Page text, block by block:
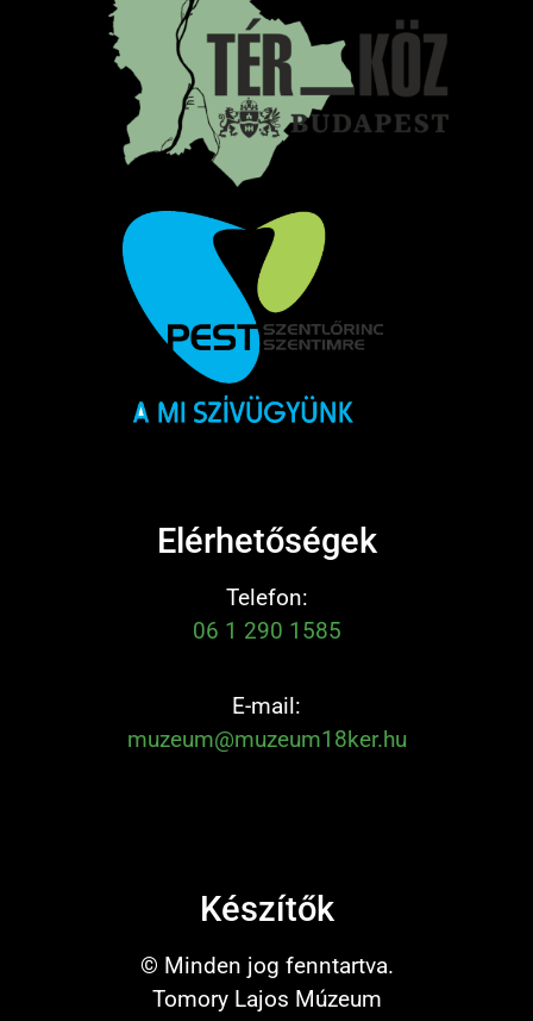
Elérhetőségek
Telefon:
06 1 290 1585
E-mail:
muzeum@muzeum18ker.hu
Készítők
© Minden jog fenntartva.
Tomory Lajos Múzeum